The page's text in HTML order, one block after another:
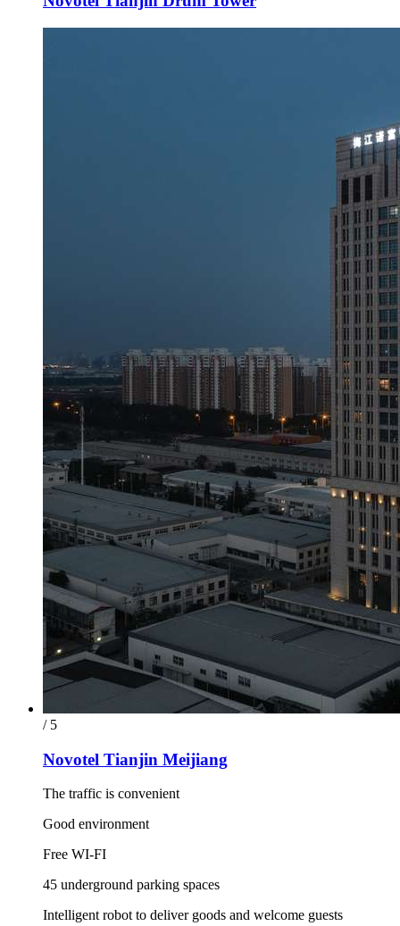
/ 5
Novotel Tianjin Meijiang
The traffic is convenient
Good environment
Free WI-FI
45 underground parking spaces
Intelligent robot to deliver goods and welcome guests